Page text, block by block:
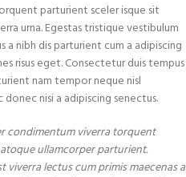
parturient sceler isque sit
urna. Egestas tristique vestibulum
nibh dis parturient cum a adipiscing
risus eget. Consectetur duis tempus
nam tempor neque nisl
nisi a adipiscing senectus.
condimentum viverra torquent
ullamcorper parturient.
lectus cum primis maecenas a